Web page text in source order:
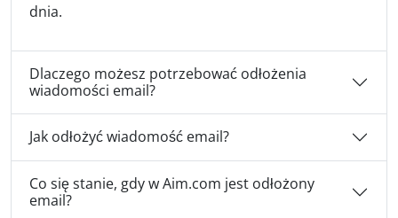
dnia.
Dlaczego możesz potrzebować odłożenia
wiadomości email?
Jak odłożyć wiadomość email?
Co się stanie, gdy w Aim.com jest odłożony
email?